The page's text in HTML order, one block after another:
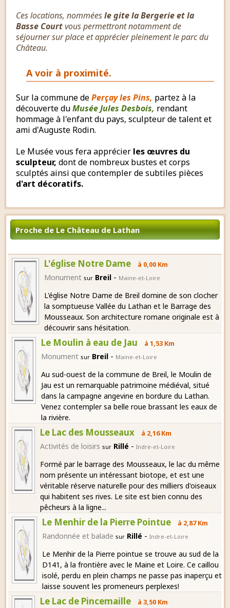
Ces locations, nomméesle gite la Bergerie et la
Basse Courtvous permettront notamment de
séjourner sur place et apprécier pleinement le parc du
Château.
A voir à proximité.
Sur la commune dePerçay les Pins, partez à la
découverte duMusée Jules Desbois, rendant
hommage à l'enfant du pays, sculpteur de talent et
ami d'Auguste Rodin.
Le Musée vous fera apprécier les œuvres du
sculpteur, dont de nombreux bustes et corps
sculptés ainsi que contempler de subtiles pièces
d'art décoratifs.
Proche de Le Château de Lathan
L'église Notre Dame à 0,00 Km
Monument sur Breil - Maine-et-Loire
L'église Notre Dame de Breil domine de son clocher
la somptueuse Vallée du Lathan et le Barrage des
Mousseaux. Son architecture romane originale est à
découvrir sans hésitation.
Le Moulin à eau de Jau à 1,53 Km
Monument sur Breil - Maine-et-Loire
Au sud-ouest de la commune de Breil, le Moulin de
Jau est un remarquable patrimoine médiéval, situé
dans la campagne angevine en bordure du Lathan.
Venez contempler sa belle roue brassant les eaux de
la rivière.
Le Lac des Mousseaux à 2,16 Km
Activités de loisirs sur Rillé -Indre-et-Loire
Formé par le barrage des Mousseaux, le lac du même
nom présente un intéressant biotope, et est une
véritable réserve naturelle pour des milliers d'oiseaux
qui habitent ses rives. Le site est bien connu des
pêcheurs à la ligne...
Le Menhir de la Pierre Pointue à 2,87 Km
Randonnée et balade sur Rillé - Indre-et-Loire
Le Menhir de la Pierre pointue se trouve au sud de la
D141, à la frontière avec le Maine et Loire. Ce caillou
isolé, perdu en plein champs ne passe pas inaperçu et
laisse souvent les promeneurs perplexes!
Le Lac de Pincemaille à 3,50 Km